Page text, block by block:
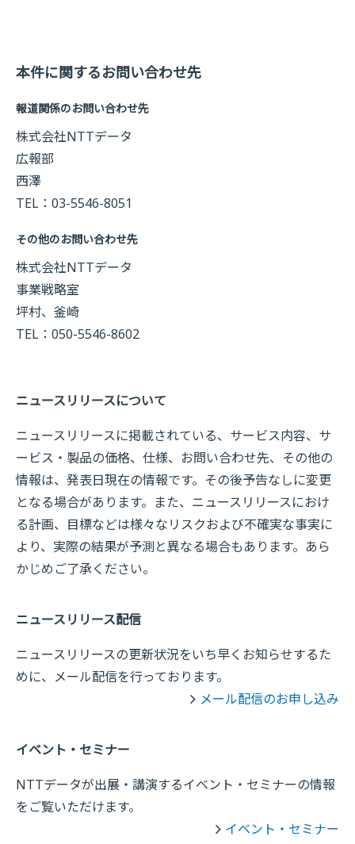
本件に関するお問い合わせ先
報道関係のお問い合わせ先
株式会社NTTデータ
広報部
西澤
TEL：03-5546-8051
その他のお問い合わせ先
株式会社NTTデータ
事業戦略室
坪村、釜崎
TEL：050-5546-8602
ニュースリリースについて
ニュースリリースに掲載されている、サービス内容、サ
ービス・製品の価格、仕様、お問い合わせ先、その他の
情報は、発表日現在の情報です。その後予告なしに変更
となる場合があります。また、ニュースリリースにおけ
る計画、目標などは様々なリスクおよび不確実な事実に
より、実際の結果が予測と異なる場合もあります。あら
かじめご了承ください。
ニュースリリース配信
ニュースリリースの更新状況をいち早くお知らせするた
めに、メール配信を行っております。
メール配信のお申し込み
イベント・セミナー
NTTデータが出展・講演するイベント・セミナーの情報
をご覧いただけます。
イベント・セミナー